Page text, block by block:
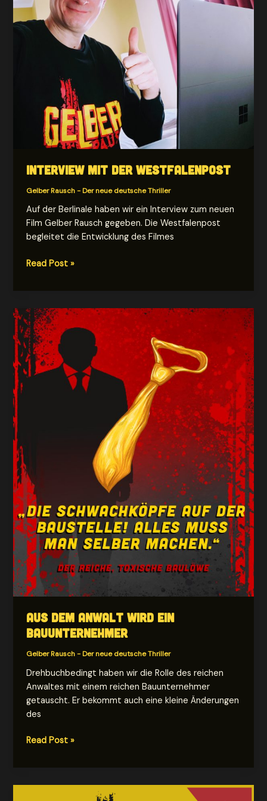
Interview mit der westfalenpost
Gelber Rausch - Der neue deutsche Thriller
Auf der Berlinale haben wir ein Interview zum neuen
Film Gelber Rausch gegeben. Die Westfalenpost
begleitet die Entwicklung des Filmes
Interview
Read Post »
Aus dem Anwalt wird ein
Bauunternehmer
Gelber Rausch - Der neue deutsche Thriller
Drehbuchbedingt haben wir die Rolle des reichen
Anwaltes mit einem reichen Bauunternehmer
getauscht. Er bekommt auch eine kleine Änderungen
des
Aus
Read Post »